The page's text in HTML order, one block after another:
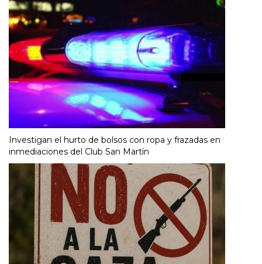
Investigan el hurto de bolsos con ropa y frazadas en
inmediaciones del Club San Martín